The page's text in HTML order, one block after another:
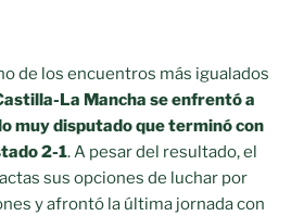
de los encuentros más igualados
La Mancha se enfrentó a
muy disputado que terminó con
2-1. A pesar del resultado, el
sus opciones de luchar por
y afrontó la última jornada con